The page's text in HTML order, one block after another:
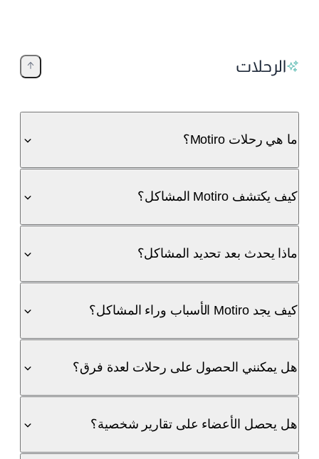
الرحلات
ما هي رحلات Motiro؟
كيف يكتشف Motiro المشاكل؟
ماذا يحدث بعد تحديد المشاكل؟
كيف يجد Motiro الأسباب وراء المشاكل؟
هل يمكنني الحصول على رحلات لعدة فرق؟
هل يحصل الأعضاء على تقارير شخصية؟